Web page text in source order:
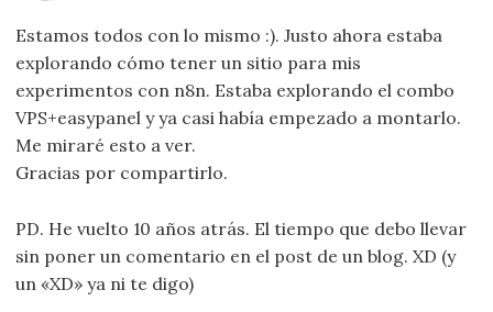
Estamos todos con lo mismo :). Justo ahora estaba
explorando cómo tener un sitio para mis
experimentos con n8n. Estaba explorando el combo
VPS+easypanel y ya casi había empezado a montarlo.
Me miraré esto a ver.
Gracias por compartirlo.
PD. He vuelto 10 años atrás. El tiempo que debo llevar
sin poner un comentario en el post de un blog. XD (y
un «XD» ya ni te digo)